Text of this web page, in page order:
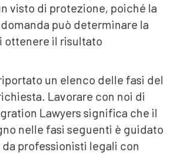
visto di protezione, poiché la
può determinare la
ottenere il risultato
un elenco delle fasi del
Lavorare con noi di
Lawyers significa che il
nelle fasi seguenti è guidato
professionisti legali con